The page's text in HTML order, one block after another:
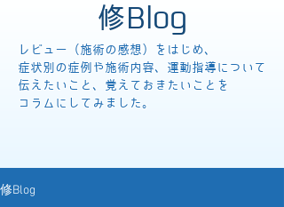
修Blog
レビュー（施術の感想）をはじめ、
症状別の症例や施術内容、運動指導について
伝えたいこと、覚えておきたいことを
コラムにしてみました。
修Blog